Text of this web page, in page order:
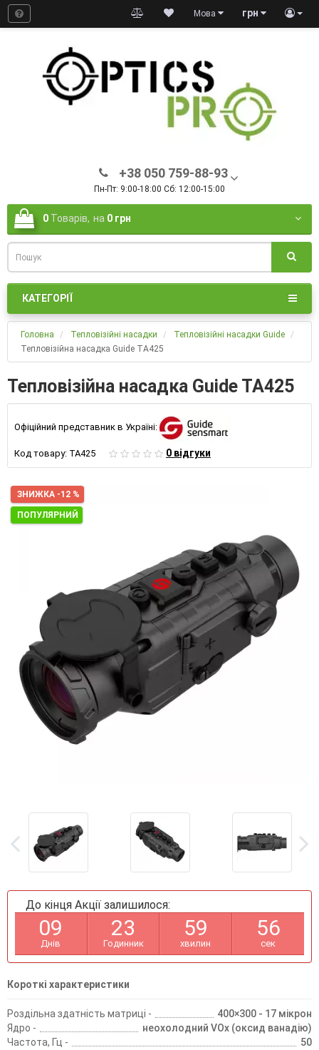
грн
Мова
+38 050 759-88-93
Пн-Пт: 9:00-18:00 Сб: 12:00-15:00
0 Товарів, на 0 грн
КАТЕГОРІЇ
Головна Тепловізійні насадки
Тепловізійні насадки Guide
Тепловізійна насадка Guide TA425
Тепловізійна насадка Guide TA425
Офіційний представник в Україні:
Код товару: TA425 0 відгуки
ЗНИЖКА -12 %
ПОПУЛЯРНИЙ
До кінця Акції залишилося:
09
Днів
23
Годинник
59
хвилин
55
сек
Короткі характеристики
Роздільна здатність матриці -
400×300 - 17 мікрон
Ядро -
неохолодний VOx (оксид ванадію)
Частота, Гц -
50